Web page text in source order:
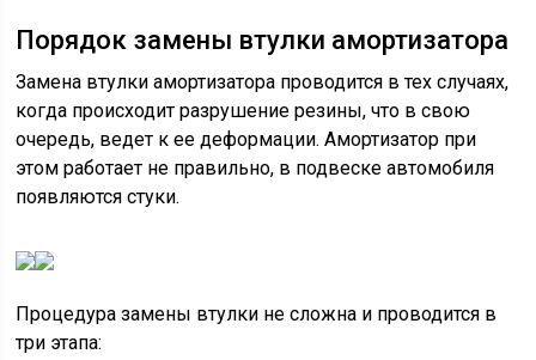
Порядок замены втулки амортизатора
Замена втулки амортизатора проводится в тех случаях,
когда происходит разрушение резины, что в свою
очередь, ведет к ее деформации. Амортизатор при
этом работает не правильно, в подвеске автомобиля
появляются стуки.
Процедура замены втулки не сложна и проводится в
три этапа: